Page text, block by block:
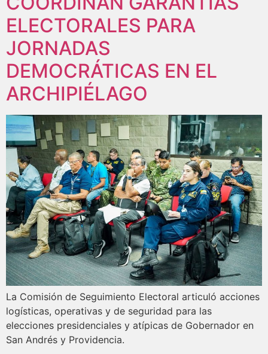
ELECTORALES PARA
JORNADAS
DEMOCRÁTICAS EN EL
ARCHIPIÉLAGO
La Comisión de Seguimiento Electoral articuló acciones
logísticas, operativas y de seguridad para las
elecciones presidenciales y atípicas de Gobernador en
San Andrés y Providencia.